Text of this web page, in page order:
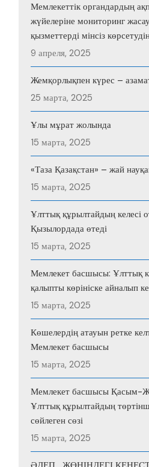
Мемлекеттік органдардың
жүйелеріне мониторинг
қызметтерді мінсіз
9 апреля, 2025
Жемқорлықпен күрес –
25 марта, 2025
Ұлы мұрат жолында
15 марта, 2025
«Таза Қазақстан» – жай
15 марта, 2025
Ұлттық құрылтайдың келесі
Қызылордада өтеді
15 марта, 2025
Мемлекет басшысы: Ұлттық
қалыпты көрініске айналып
15 марта, 2025
Көшелердің атауын ретке
Мемлекет басшысы
15 марта, 2025
Мемлекет басшысы Қасым-
Ұлттық құрылтайдың
сөйлеген сөзі
15 марта, 2025